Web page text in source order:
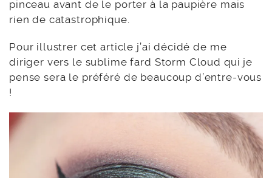
pinceau avant de le porter à la paupière mais
rien de catastrophique.
Pour illustrer cet article j’ai décidé de me
diriger vers le sublime fard Storm Cloud qui je
pense sera le préféré de beaucoup d’entre-vous
!